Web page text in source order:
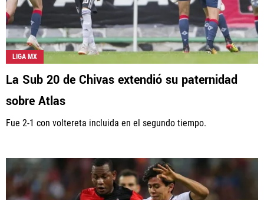
LIGA MX
La Sub 20 de Chivas extendió su paternidad
sobre Atlas
Fue 2-1 con voltereta incluida en el segundo tiempo.